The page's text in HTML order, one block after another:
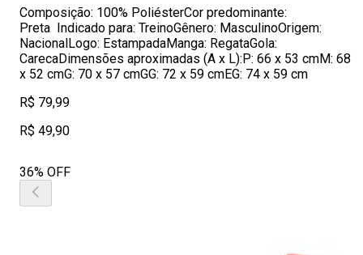
Composição: 100% PoliésterCor predominante:
Preta Indicado para: TreinoGênero: MasculinoOrigem:
NacionalLogo: EstampadaManga: RegataGola:
CarecaDimensões aproximadas (A x L):P: 66 x 53 cmM: 68
x 52 cmG: 70 x 57 cmGG: 72 x 59 cmEG: 74 x 59 cm
R$ 79,99
R$ 49,90
36% OFF